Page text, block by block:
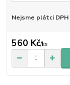
Nejsme plátci DPH
560 Kč/ks